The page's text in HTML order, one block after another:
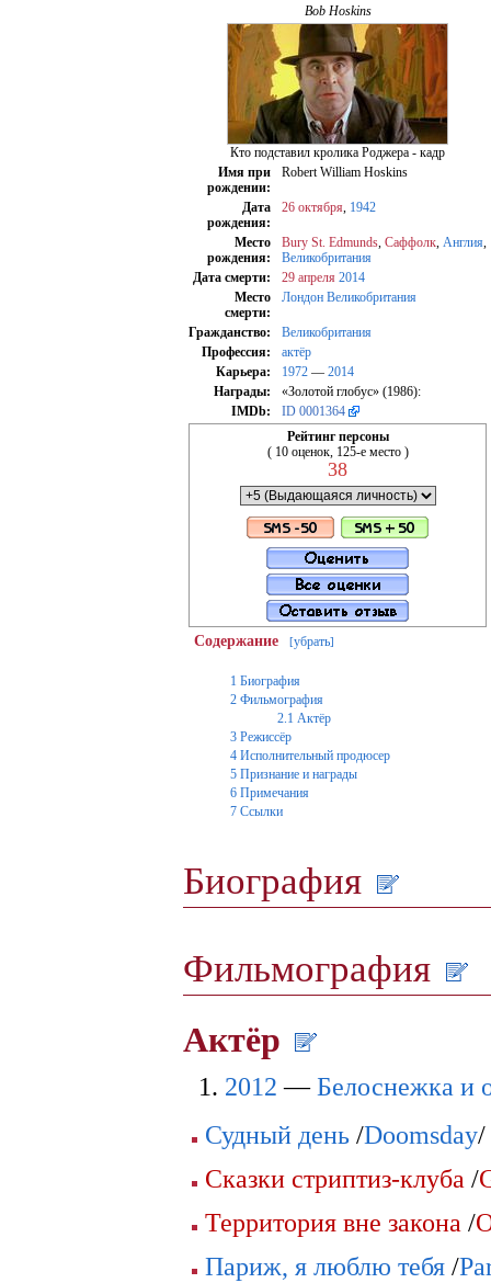
Bob Hoskins
Кто подставил кролика Роджера - кадр
Имя при
рождении:
Robert William Hoskins
Дата
рождения:
26 октября 1942
Место
рождения:
Bury St. Edmunds Саффолк Англия
Великобритания
Дата смерти:
29 апреля 2014
Место
смерти:
Лондон Великобритания
Гражданство:
Великобритания
Профессия:
актёр
Карьера:
1972 — 2014
Награды:
«Золотой глобус» (1986):
IMDb:
ID 0001364
Рейтинг персоны
( 10 оценок, 125-е место )
38
Содержание [убрать]
1 Биография
2 Фильмография
2.1 Актёр
3 Режиссёр
4 Исполнительный продюсер
5 Признание и награды
6 Примечания
7 Ссылки
Биография
Фильмография
Актёр
2012 — Белоснежка и
Судный день /Doomsday/
Сказки стриптиз-клуба /
Территория вне закона /
Париж, я люблю тебя /